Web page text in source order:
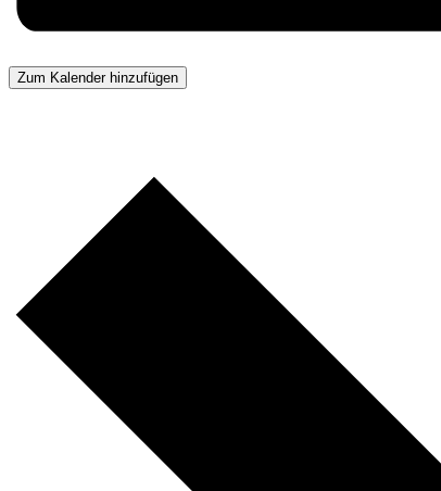
Zum Kalender hinzufügen